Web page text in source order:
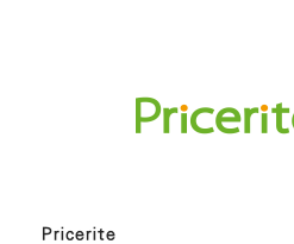
Pricerite